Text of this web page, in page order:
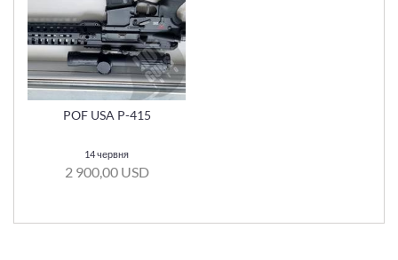
POF USA P-415
14 червня
2 900,00 USD